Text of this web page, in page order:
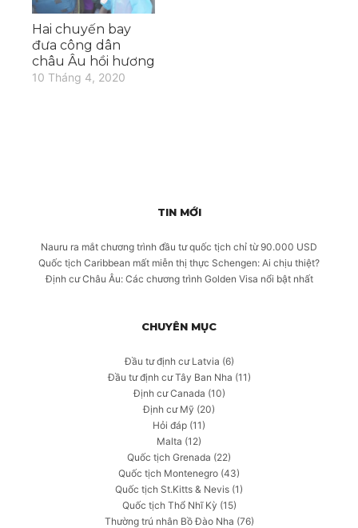
Hai chuyến bay
đưa công dân
châu Âu hồi hương
10 Tháng 4, 2020
TIN MỚI
Nauru ra mắt chương trình đầu tư quốc tịch chỉ từ 90.000 USD
Quốc tịch Caribbean mất miễn thị thực Schengen: Ai chịu thiệt?
Định cư Châu Âu: Các chương trình Golden Visa nổi bật nhất
CHUYÊN MỤC
Đầu tư định cư Latvia (6)
Đầu tư định cư Tây Ban Nha (11)
Định cư Canada (10)
Định cư Mỹ (20)
Hỏi đáp (11)
Malta (12)
Quốc tịch Grenada (22)
Quốc tịch Montenegro (43)
Quốc tịch St.Kitts & Nevis (1)
Quốc tịch Thổ Nhĩ Kỳ (15)
Thường trú nhân Bồ Đào Nha (76)